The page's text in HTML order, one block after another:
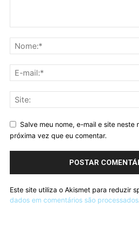
Salve meu nome, e-mail e site neste
próxima vez que eu comentar.
Este site utiliza o Akismet para reduzir
dados em comentários são processados